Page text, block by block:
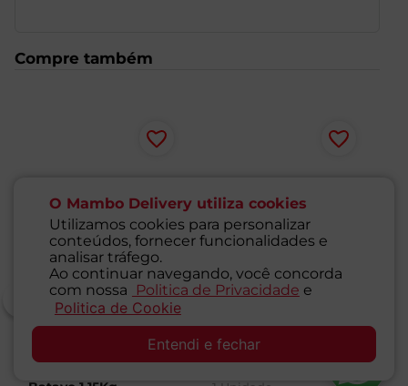
O Mambo Delivery utiliza cookies
Utilizamos cookies para personalizar
conteúdos, fornecer funcionalidades e
analisar tráfego.
Ao continuar navegando, você concorda
com nossa
Politica de Privacidade e
Politica de Cookie
Entendi e fechar
Compre também
Iogurte Batido Sem
Iogurte Batido Bela